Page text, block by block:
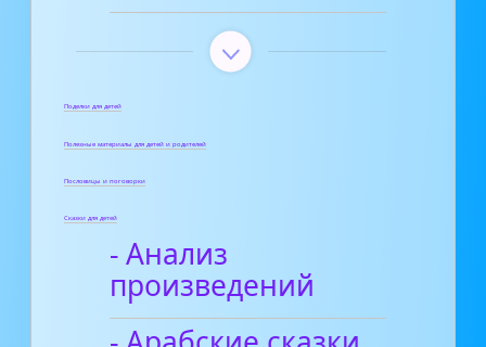
Поделки для детей
Полезные материалы для детей и родителей
Пословицы и поговорки
Сказки для детей
- Анализ
произведений